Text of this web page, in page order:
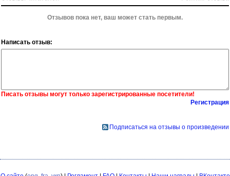
Отзывов пока нет, ваш может стать первым.
Написать отзыв:
Писать отзывы могут только зарегистрированные посетители!
Регистрация
Подписаться на отзывы о произведении